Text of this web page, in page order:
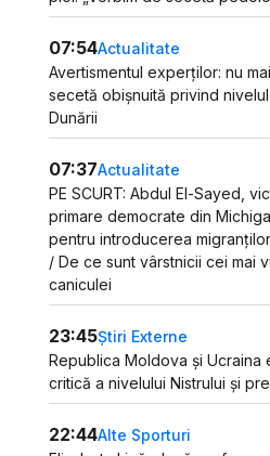
07:54Actualitate
Avertismentul experților: nu
secetă obișnuită privind
Dunării
07:37Actualitate
PE SCURT: Abdul El-Sayed,
primare democrate din
pentru introducerea
/ De ce sunt vârstnicii cei mai
caniculei
23:45Știri Externe
Republica Moldova și Ucraina
critică a nivelului Nistrului și
22:44Alte Sporturi